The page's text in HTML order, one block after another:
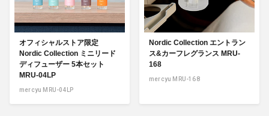
オフィシャルストア限定
Nordic Collection ミニリード
ディフューザー 5本セット
MRU-04LP
mercyu MRU-04LP
Nordic Collection エントラン
ス&カーフレグランス MRU-
168
mercyu MRU-168